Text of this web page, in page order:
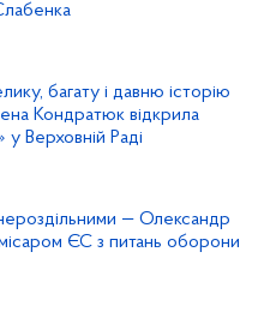
багату і давню історію
Кондратюк відкрила
у Верховній Раді
— Олександр
ЄС з питань оборони